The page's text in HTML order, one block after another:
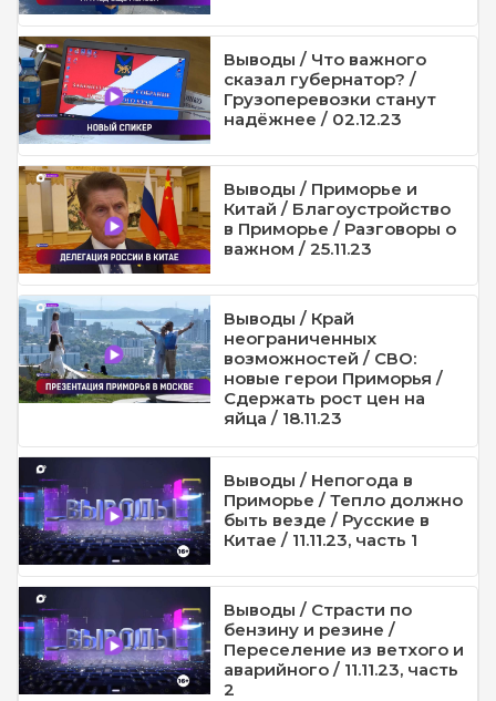
Выводы / Что важного
сказал губернатор? /
Грузоперевозки станут
надёжнее / 02.12.23
Выводы / Приморье и
Китай / Благоустройство
в Приморье / Разговоры о
важном / 25.11.23
Выводы / Край
неограниченных
возможностей / СВО:
новые герои Приморья /
Сдержать рост цен на
яйца / 18.11.23
Выводы / Непогода в
Приморье / Тепло должно
быть везде / Русские в
Китае / 11.11.23, часть 1
Выводы / Страсти по
бензину и резине /
Переселение из ветхого и
аварийного / 11.11.23, часть
2